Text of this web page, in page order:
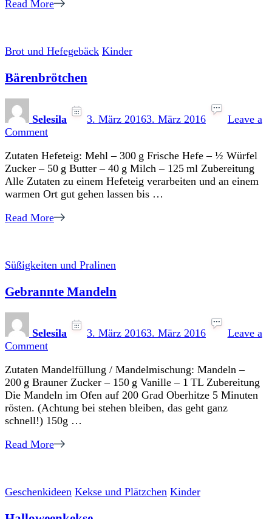
Read More
Brot und Hefegebäck Kinder
Bärenbrötchen
Selesila 3. März 20163. März 2016
Leave a
Commenton
Zutaten Hefeteig: Mehl – 300 g Frische Hefe – ½ Würfel
Zucker – 50 g Butter – 40 g Milch – 125 ml Zubereitung
Alle Zutaten zu einem Hefeteig verarbeiten und an einem
warmen Ort gut gehen lassen bis …
Read More
Süßigkeiten und Pralinen
Gebrannte Mandeln
Selesila 3. März 20163. März 2016
Leave a
Commenton
Mandeln
Zutaten Mandelfüllung / Mandelmischung: Mandeln –
200 g Brauner Zucker – 150 g Vanille – 1 TL Zubereitung
Die Mandeln im Ofen auf 200 Grad Oberhitze 5 Minuten
rösten. (Achtung bei stehen bleiben, das geht ganz
schnell!) 150g …
Read More
Geschenkideen Kekse und Plätzchen Kinder